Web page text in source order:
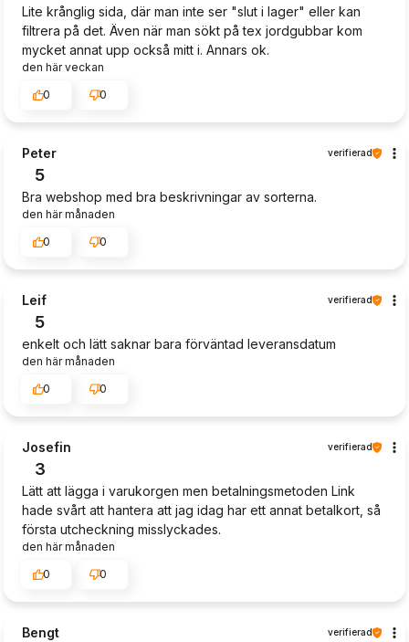
Lite krånglig sida, där man inte ser "slut i lager" eller kan
filtrera på det. Även när man sökt på tex jordgubbar kom
mycket annat upp också mitt i. Annars ok.
den här veckan
0
0
Peter verifierad
5
Bra webshop med bra beskrivningar av sorterna.
den här månaden
0
0
Leif verifierad
5
enkelt och lätt saknar bara förväntad leveransdatum
den här månaden
0
0
Josefin verifierad
3
Lätt att lägga i varukorgen men betalningsmetoden Link
hade svårt att hantera att jag idag har ett annat betalkort, så
första utcheckning misslyckades.
den här månaden
0
0
Bengt verifierad